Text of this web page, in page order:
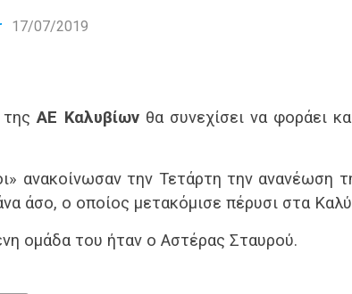
17/07/2019
τηςΑΕ Καλυβίωνθα συνεχίσει να φοράει
ανακοίνωσαν την Τετάρτη την ανανέωση
άσο, ο οποίος μετακόμισε πέρυσι στα
ομάδα του ήταν ο Αστέρας Σταυρού.